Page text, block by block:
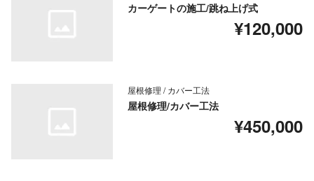
カーゲートの施工/跳ね上げ式
¥120,000
屋根修理 / カバー工法
屋根修理/カバー工法
¥450,000